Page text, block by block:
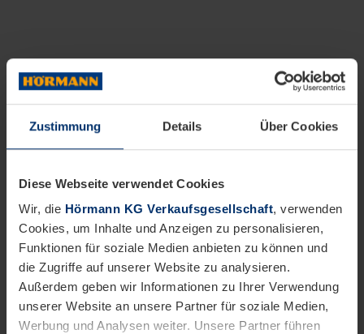
Zustimmung Details Über Cookies
Diese Webseite verwendet Cookies
Wir, die Hörmann KG Verkaufsgesellschaft, verwenden
Cookies, um Inhalte und Anzeigen zu personalisieren,
Funktionen für soziale Medien anbieten zu können und
die Zugriffe auf unserer Website zu analysieren.
Außerdem geben wir Informationen zu Ihrer Verwendung
unserer Website an unsere Partner für soziale Medien,
Werbung und Analysen weiter. Unsere Partner führen